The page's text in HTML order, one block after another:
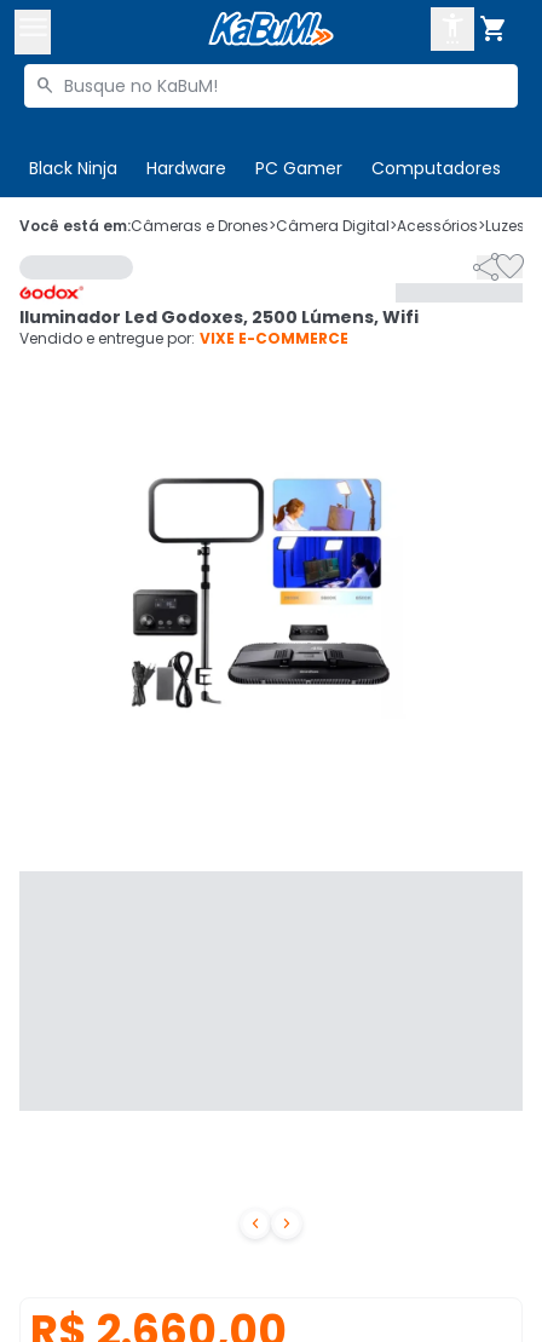

Buscar produtos

Black Ninja Hardware PC Gamer Computadores
 Olá. Acesse sua conta
 Departamentos
Cupons
CADASTRE-SE
Você está em:Câmeras e Drones>Câmera Digital>Acessórios>Luzes
 

Iluminador Led Godoxes, 2500 Lúmens, Wifi
Vendido e entregue por: VIXE E-COMMERCE